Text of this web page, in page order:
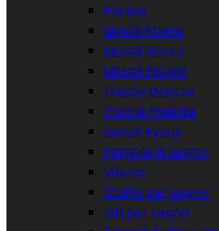
Perline
Listelli Abete
Morali Grezzi
Morali Piallati
Tavole Grezze
Tavole Piallate
Listelli Ayous
Pergole in Legno
Viteria
Staffe per Legno
Viti per Legno